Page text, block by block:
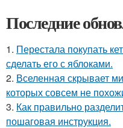
Последние
1. Перестала покупать
сделать его с яблоками.
2. Вселенная скрывает
которых совсем не
3. Как правильно
пошаговая инструкция.